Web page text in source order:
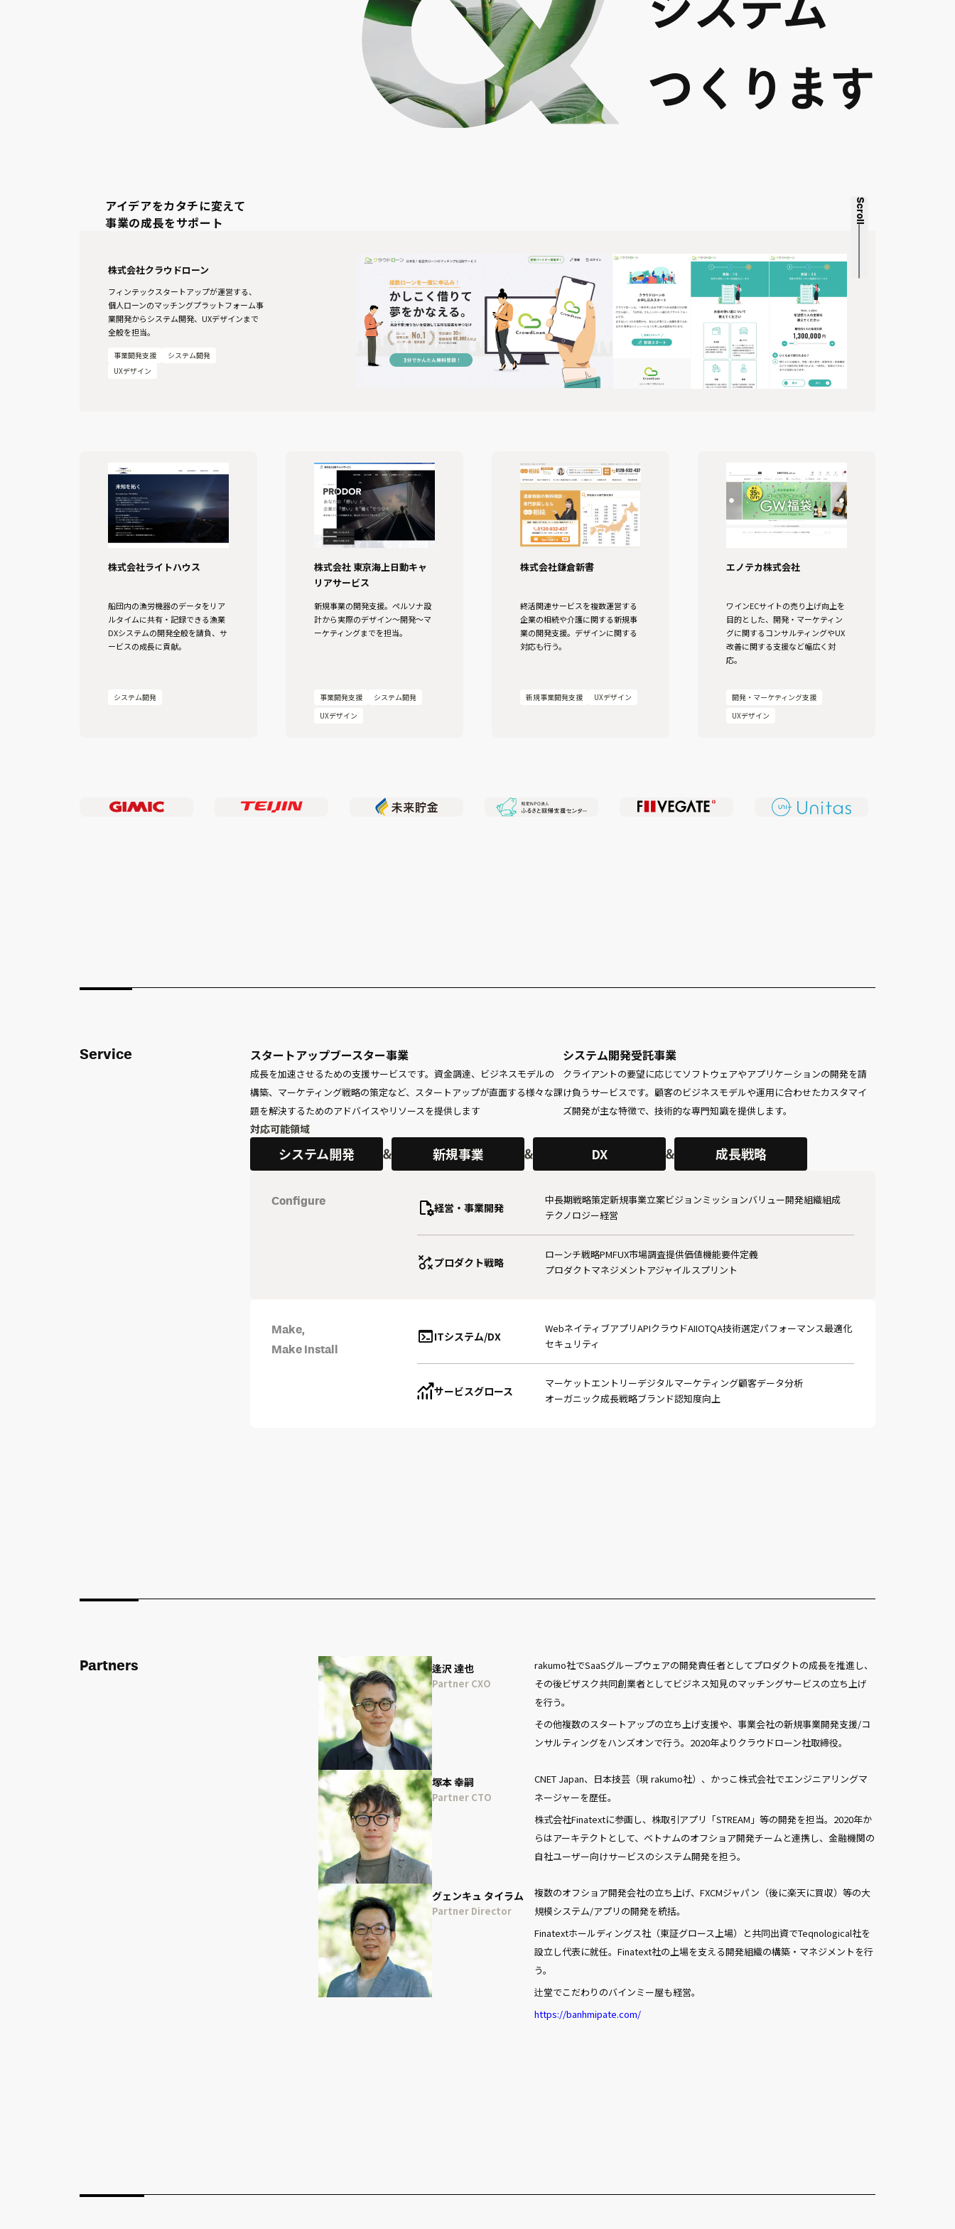
つくります
Scroll
アイデアをカタチに変えて
事業の成長をサポート
株式会社クラウドローン
フィンテックスタートアップが運営する、
個人ローンのマッチングプラットフォーム事
業開発からシステム開発、UXデザインまで
全般を担当。
事業開発支援
システム開発
UXデザイン
株式会社ライトハウス
船団内の漁労機器のデータをリア
ルタイムに共有・記録できる漁業
DXシステムの開発全般を請負、サ
ービスの成長に貢献。
システム開発
株式会社 東京海上日動キャ
リアサービス
新規事業の開発支援。ペルソナ設
計から実際のデザイン〜開発〜マ
ーケティングまでを担当。
事業開発支援
システム開発
UXデザイン
株式会社鎌倉新書
終活関連⁨⁩サービスを複数運営する
企業の相続や介護に関する新規事
業の開発支援。デザインに関する
対応も行う。
新規事業開発支援 UXデザイン
エノテカ株式会社
ワインECサイトの売り上げ向上を
目的とした、開発・マーケティン
グに関するコンサルティングやUX
改善に関する支援など幅広く対
応。
開発・マーケティング支援
UXデザイン
Service スタートアップブースター事業
成長を加速させるための支援サービスです。資金調達、ビジネスモデルの
構築、マーケティング戦略の策定など、スタートアップが直面する様々な課
題を解決するためのアドバイスやリソースを提供します
システム開発受託事業
クライアントの要望に応じてソフトウェアやアプリケーションの開発を請
け負うサービスです。顧客のビジネスモデルや運用に合わせたカスタマイ
ズ開発が主な特徴で、技術的な専門知識を提供します。
対応可能領域
システム開発 新規事業 DX 成長戦略
Configure 経営・事業開発
中長期戦略策定新規事業⁨⁩⁨⁩⁨⁩⁨⁩⁨⁩立案ビジョンミッションバリュー開発組織組成
テクノロジー経営
プロダクト戦略
ローンチ戦略PMFUX市場調査提供価値機能要件定義
プロダクトマネジメントアジャイルスプリント
Make,
Make Install
ITシステム/DX
WebネイティブアプリAPIクラウドAIIOTQA技術選定パフォーマンス最適化
セキュリティ
サービスグロース
マーケットエントリーデジタルマーケティング顧客データ分析
オーガニック成長戦略ブランド認知度向上
Partners 逢沢 達也
Partner CXO
rakumo社でSaaSグループウェアの開発責任者としてプロダクトの成長を推進し、
その後ビザスク共同創業者としてビジネス知見のマッチングサービスの立ち上げ
を行う。
その他複数のスタートアップの立ち上げ支援や、事業会社の新規事業開発支援/コ
ンサルティングをハンズオンで行う。2020年よりクラウドローン社取締役。
塚本 幸嗣
Partner CTO
CNET Japan、日本技芸（現 rakumo社）、かっこ株式会社でエンジニアリングマ
ネージャーを歴任。
株式会社Finatextに参画し、株取引アプリ「STREAM」等の開発を担当。2020年か
らはアーキテクトとして、ベトナムのオフショア開発チームと連携し、金融機関の
自社ユーザー向けサービスのシステム開発を担う。
グェンキュ タイラム
Partner Director
複数のオフショア開発会社の立ち上げ、FXCMジャパン（後に楽天に買収）等の大
規模システム/アプリの開発を統括。
Finatextホールディングス社（東証グロース上場）と共同出資でTeqnological社を
設立し代表に就任。Finatext社の上場を支える開発組織の構築・マネジメントを行
う。
辻堂でこだわりのバインミー屋も経営。
https://banhmipate.com/